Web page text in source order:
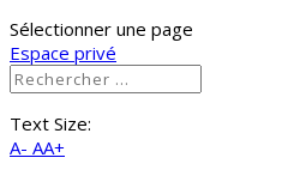
Sélectionner une page
Espace privé
Text Size:
A- AA+